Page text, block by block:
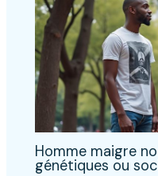
Homme maigre
génétiques ou